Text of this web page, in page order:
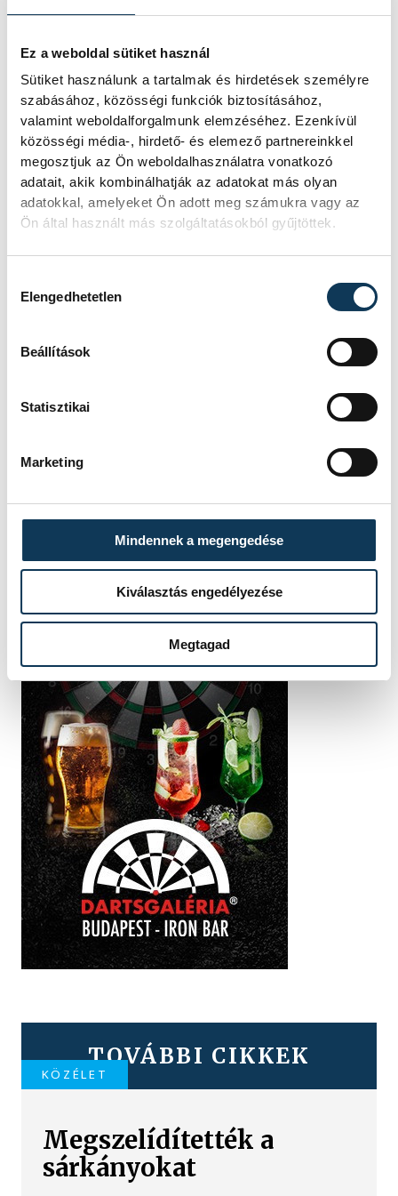
Ez a weboldal sütiket használ
Sütiket használunk a tartalmak és hirdetések személyre
szabásához, közösségi funkciók biztosításához,
valamint weboldalforgalmunk elemzéséhez. Ezenkívül
közösségi média-, hirdető- és elemező partnereinkkel
megosztjuk az Ön weboldalhasználatra vonatkozó
adatait, akik kombinálhatják az adatokat más olyan
adatokkal, amelyeket Ön adott meg számukra vagy az
Ön által használt más szolgáltatásokból gyűjtöttek.
Elengedhetetlen
Beállítások
Statisztikai
Marketing
Mindennek a megengedése
Kiválasztás engedélyezése
Megtagad
közélet Jutaspuszta
családi nap
Veszprémfalva vigadalma
vehir.hu
FOTÓS
Kovács
Bálint
TOVÁBBI CIKKEK
KÖZÉLET
Megszelídítették a
sárkányokat